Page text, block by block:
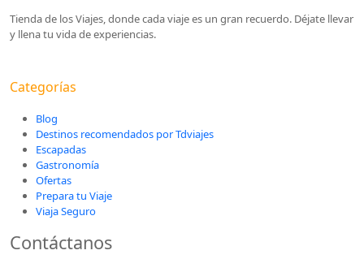
Tienda de los Viajes, donde cada viaje es un gran recuerdo. Déjate llevar
y llena tu vida de experiencias.
Categorías
Blog
Destinos recomendados por Tdviajes
Escapadas
Gastronomía
Ofertas
Prepara tu Viaje
Viaja Seguro
Contáctanos